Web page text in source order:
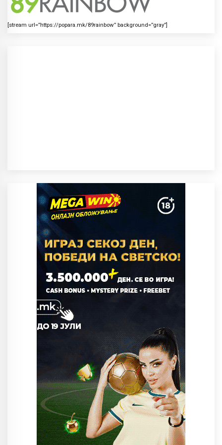
[stream url=”https://popara.mk/89rainbow” background=”gray”]